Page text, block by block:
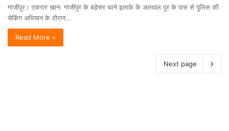
गाजीपुर। एकरार खान: गाजीपुर के बड़ेसर थाने इलाके के अलावल पुर के पास से पुलिस की
चेकिंग अभियान के दौरान…
Read More »
Next page